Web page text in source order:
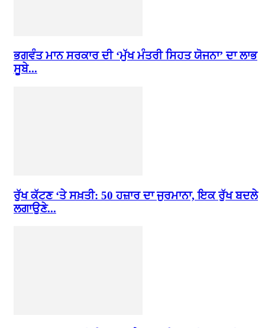
ਭਗਵੰਤ ਮਾਨ ਸਰਕਾਰ ਦੀ ‘ਮੁੱਖ ਮੰਤਰੀ ਸਿਹਤ ਯੋਜਨਾ’ ਦਾ ਲਾਭ
ਸੂਬੇ...
ਰੁੱਖ ਕੱਟਣ ‘ਤੇ ਸਖ਼ਤੀ: 50 ਹਜ਼ਾਰ ਦਾ ਜੁਰਮਾਨਾ, ਇਕ ਰੁੱਖ ਬਦਲੇ
ਲਗਾਉਣੇ...